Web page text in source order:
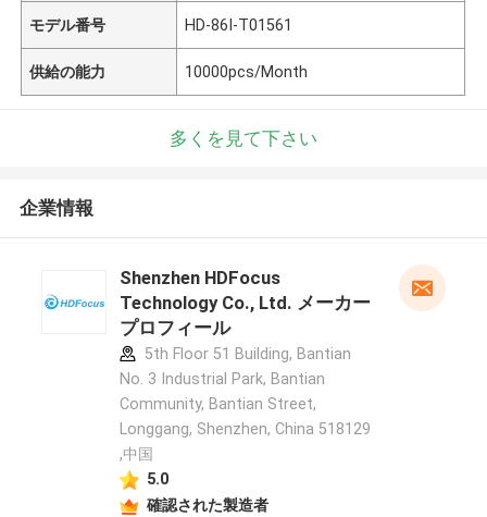
モデル番号 HD-86I-T01561
供給の能力 10000pcs/Month
多くを見て下さい
企業情報
Shenzhen HDFocus
Technology Co., Ltd. メーカー
プロフィール
5th Floor 51 Building, Bantian
No. 3 Industrial Park, Bantian
Community, Bantian Street,
Longgang, Shenzhen, China 518129
,中国
5.0
確認された製造者